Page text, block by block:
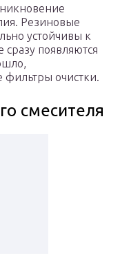
Резиновые
устойчивы к
появляются
фильтры очистки.
смесителя